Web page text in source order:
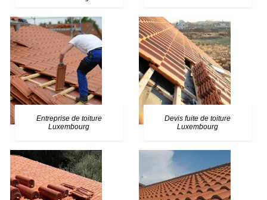
Entreprise de toiture
Luxembourg
Devis fuite de toiture
Luxembourg